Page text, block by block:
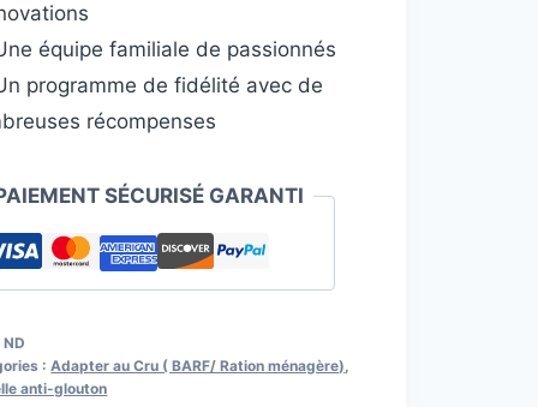
équipe familiale de passionnés
programme de fidélité avec de
récompenses
SÉCURISÉ GARANTI
ND
:Adapter au Cru ( BARF/ Ration ménagère),
anti-glouton